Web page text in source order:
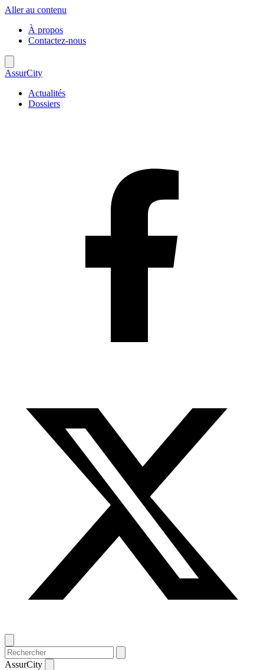
Aller au contenu
À propos
Contactez-nous
AssurCity
Actualités
Dossiers
AssurCity